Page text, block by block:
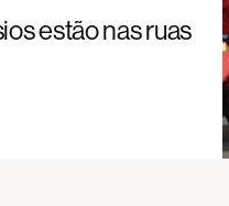
estão nas ruas